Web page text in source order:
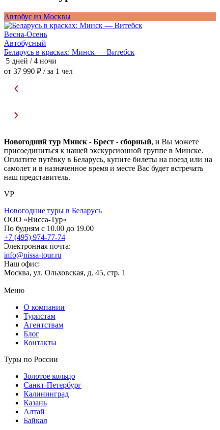
Автобус из Москвы
Весна-Осень
Автобусный
Беларусь в красках: Минск — Витебск
5 дней / 4 ночи
от 37 990 ₽ / за 1 чел
Новогодний тур Минск - Брест - сборный, и Вы можете
присоединиться к нашей экскурсионной группе в Минске.
Оплатите путёвку в Беларусь, купите билеты на поезд или на
самолет и в назначенное время и месте Вас будет встречать
наш представитель.
VP
Новогодние туры в Беларусь
ООО «Нисса-Тур»
По будням с 10.00 до 19.00
+7 (495) 974-77-74
Электронная почта:
info@nissa-tour.ru
Наш офис:
Москва, ул. Ольховская, д. 45, стр. 1
Меню
О компании
Туристам
Агентствам
Блог
Контакты
Туры по России
Золотое кольцо
Санкт-Петербург
Калининград
Казань
Алтай
Байкал